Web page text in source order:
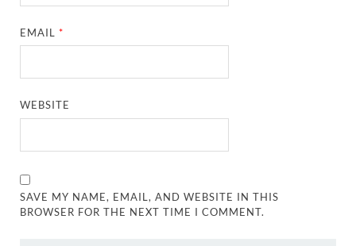
EMAIL*
WEBSITE
SAVE MY NAME, EMAIL, AND WEBSITE IN THIS
BROWSER FOR THE NEXT TIME I COMMENT.